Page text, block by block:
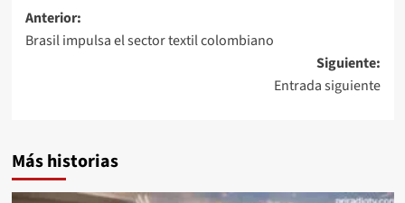
Navegación
de
Anterior:
Brasil impulsa el sector textil colombiano
Siguiente:
Entrada siguiente
Más historias